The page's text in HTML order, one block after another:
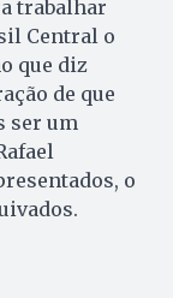
trabalhar
Central o
que diz
de que
ser um
o